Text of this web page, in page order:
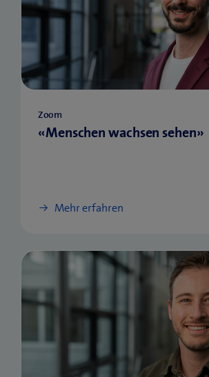
Zoom
«Menschen wachsen sehen»
Mehr erfahren